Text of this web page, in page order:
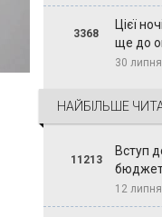
3368
Цієї
ще до
30
НАЙБІЛЬШЕ
11213
Вступ
12